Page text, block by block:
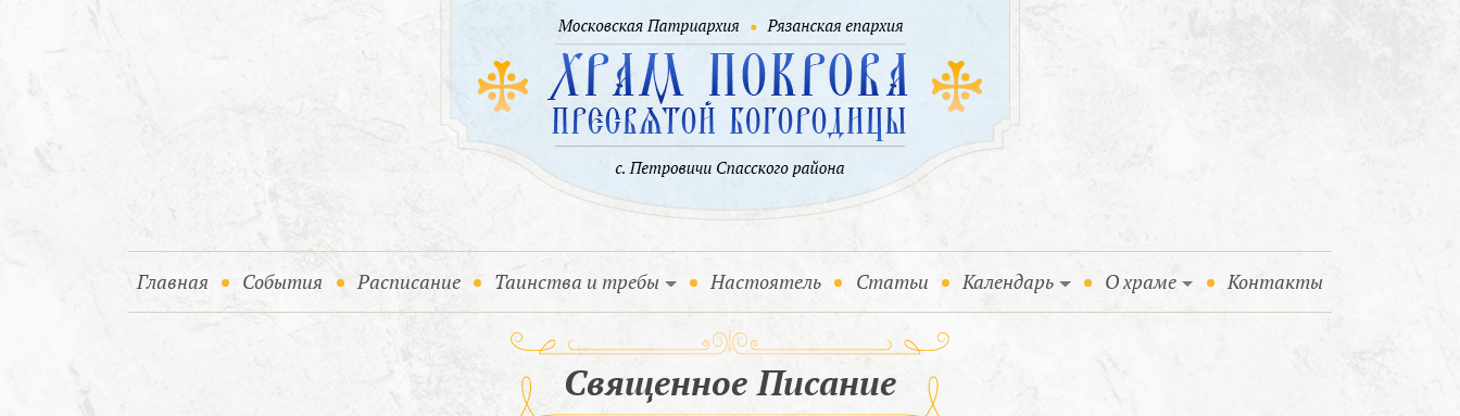
Главная (current)
События (current)
Расписание Таинства и требы Настоятель Статьи Календарь О храме Контакты
Священное Писание